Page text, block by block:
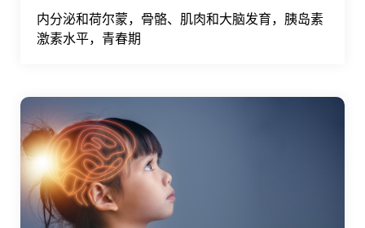
内分泌和荷尔蒙，骨骼、肌肉和大脑发育，胰岛素
激素水平，青春期